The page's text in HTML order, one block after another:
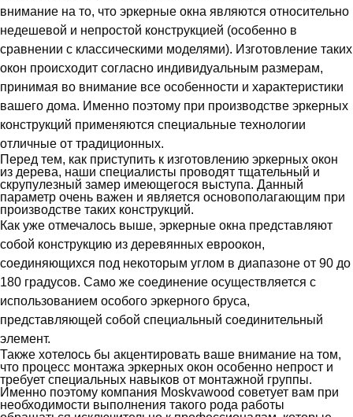
внимание на то, что эркерные окна являются относительно
недешевой и непростой конструкцией (особенно в
сравнении с классическими моделями). Изготовление таких
окон происходит согласно индивидуальным размерам,
принимая во внимание все особенности и характеристики
вашего дома. Именно поэтому при производстве эркерных
конструкций применяются специальные технологии
отличные от традиционных.
Перед тем, как приступить к изготовлению эркерных окон
из дерева, наши специалисты проводят тщательный и
скрупулезный замер имеющегося выступа. Данный
параметр очень важен и является основополагающим при
производстве таких конструкций.
Как уже отмечалось выше, эркерные окна представляют
собой конструкцию из деревянных евроокон,
соединяющихся под некоторым углом в диапазоне от 90 до
180 градусов. Само же соединение осуществляется с
использованием особого эркерного бруса,
представляющей собой специальный соединительный
элемент.
Также хотелось бы акцентировать ваше внимание на том,
что процесс монтажа эркерных окон особенно непрост и
требует специальных навыков от монтажной группы.
Именно поэтому компания Moskvawood советует вам при
необходимости выполнения такого рода работы